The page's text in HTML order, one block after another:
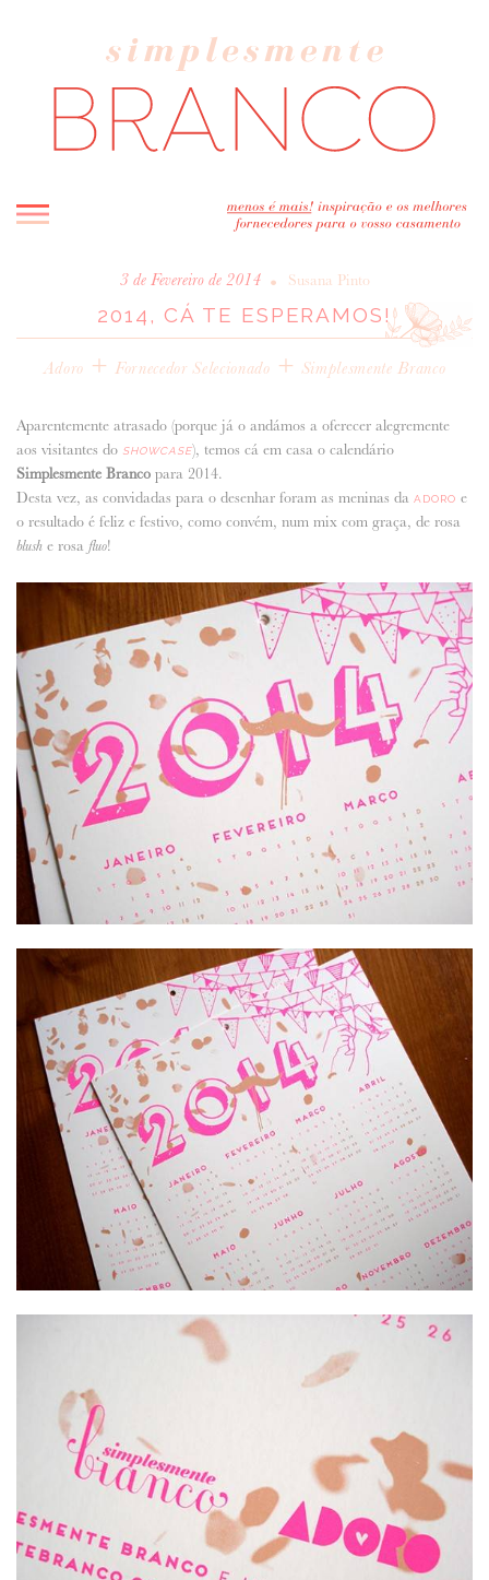
INICIO
BLOG
CASAVA-ME AQUI!
FORNECEDORES RECOMENDADOS
ANUNCIE CONNOSCO
3 de Fevereiro de 2014 • Susana Pinto
2014, CÁ TE ESPERAMOS!
Adoro + Fornecedor Selecionado + Simplesmente Branco
Aparentemente atrasado (porque já o andámos a oferecer alegremente
aos visitantes do SHOWCASE), temos cá em casa o calendário
Simplesmente Branco para 2014.
Desta vez, as convidadas para o desenhar foram as meninas da ADORO e
o resultado é feliz e festivo, como convém, num mix com graça, de rosa
blush e rosa fluo!